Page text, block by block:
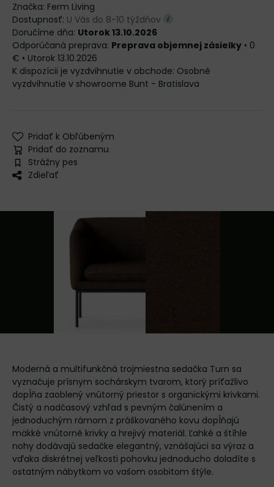
Značka: Ferm Living
Dostupnosť: U Vás do 8-10 týždňov
Doručíme dňa: Utorok 13.10.2026
Preprava objemnej zásielky • 0
€ • Utorok 13.10.2026
Osobné
vyzdvihnutie v showroome Bunt - Bratislava
Pridať k Obľúbeným
Pridať do zoznamu
Strážny pes
Zdieľať
Moderná a multifunkčná trojmiestna sedačka Turn sa
vyznačuje prísnym sochárskym tvarom, ktorý príťažlivo
dopĺňa zaoblený vnútorný priestor s organickými krivkami.
Čistý a nadčasový vzhľad s pevným čalúnením a
jednoduchým rámom z práškovaného kovu dopĺňajú
mäkké vnútorné krivky a hrejivý materiál. Ľahké a štíhle
nohy dodávajú sedačke elegantný, vznášajúci sa výraz a
vďaka diskrétnej veľkosti pohovku jednoducho doladíte s
ostatným nábytkom vo vašom osobitom štýle.